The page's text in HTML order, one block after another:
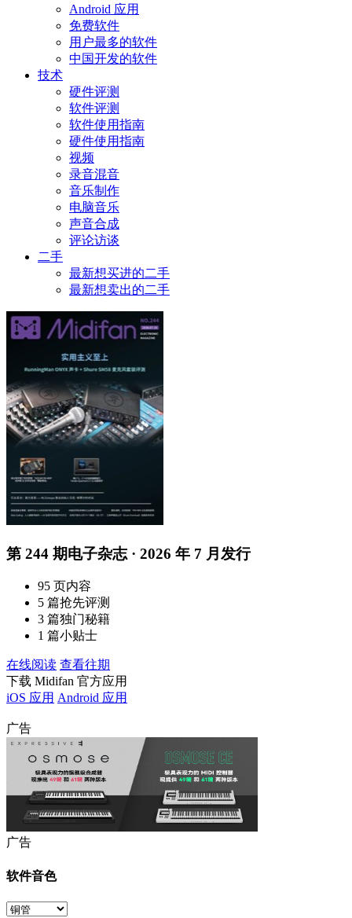
Android 应用
免费软件
用户最多的软件
中国开发的软件
技术
硬件评测
软件评测
软件使用指南
硬件使用指南
视频
录音混音
音乐制作
电脑音乐
声音合成
评论访谈
二手
最新想买进的二手
最新想卖出的二手
第 244 期电子杂志 · 2026 年 7 月发行
95 页内容
5 篇抢先评测
3 篇独门秘籍
1 篇小贴士
在线阅读 查看往期
下载 Midifan 官方应用
iOS 应用 Android 应用
广告
广告
软件音色